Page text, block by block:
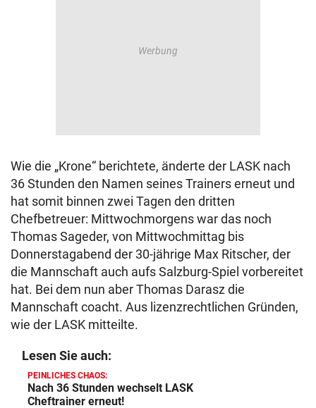
Wie die „Krone“ berichtete, änderte der LASK nach
36 Stunden den Namen seines Trainers erneut und
hat somit binnen zwei Tagen den dritten
Chefbetreuer: Mittwochmorgens war das noch
Thomas Sageder, von Mittwochmittag bis
Donnerstagabend der 30-jährige Max Ritscher, der
die Mannschaft auch aufs Salzburg-Spiel vorbereitet
hat. Bei dem nun aber Thomas Darasz die
Mannschaft coacht. Aus lizenzrechtlichen Gründen,
wie der LASK mitteilte.
Lesen Sie auch:
PEINLICHES CHAOS:
Nach 36 Stunden wechselt LASK
Cheftrainer erneut!